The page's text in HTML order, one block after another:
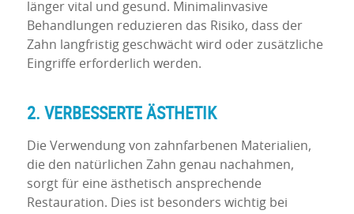
länger vital und gesund. Minimalinvasive
Behandlungen reduzieren das Risiko, dass der
Zahn langfristig geschwächt wird oder zusätzliche
Eingriffe erforderlich werden.
2. VERBESSERTE ÄSTHETIK
Die Verwendung von zahnfarbenen Materialien,
die den natürlichen Zahn genau nachahmen,
sorgt für eine ästhetisch ansprechende
Restauration. Dies ist besonders wichtig bei